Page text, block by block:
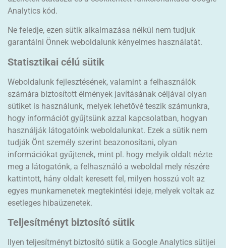
Analytics kód.
Ne feledje, ezen sütik alkalmazása nélkül nem tudjuk
garantálni Önnek weboldalunk kényelmes használatát.
Statisztikai célú sütik
Weboldalunk fejlesztésének, valamint a felhasználók
számára biztosított élmények javításának céljával olyan
sütiket is használunk, melyek lehetővé teszik számunkra,
hogy információt gyűjtsünk azzal kapcsolatban, hogyan
használják látogatóink weboldalunkat. Ezek a sütik nem
tudják Önt személy szerint beazonosítani, olyan
információkat gyűjtenek, mint pl. hogy melyik oldalt nézte
meg a látogatónk, a felhasználó a weboldal mely részére
kattintott, hány oldalt keresett fel, milyen hosszú volt az
egyes munkamenetek megtekintési ideje, melyek voltak az
esetleges hibaüzenetek.
Teljesítményt biztosító sütik
Ilyen teljesítményt biztosító sütik a Google Analytics sütijei